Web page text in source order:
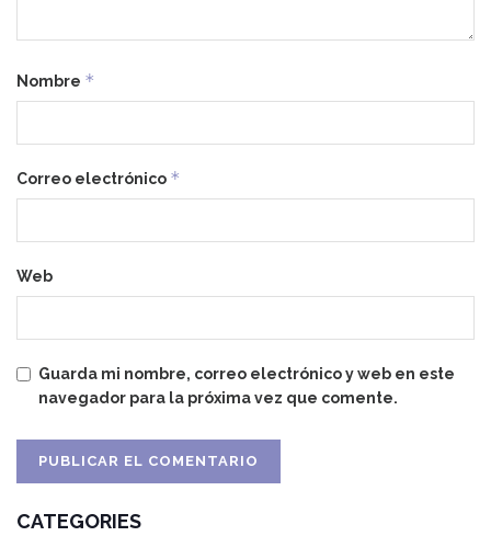
Nombre *
Correo electrónico *
Web
Guarda mi nombre, correo electrónico y web en este
navegador para la próxima vez que comente.
CATEGORIES